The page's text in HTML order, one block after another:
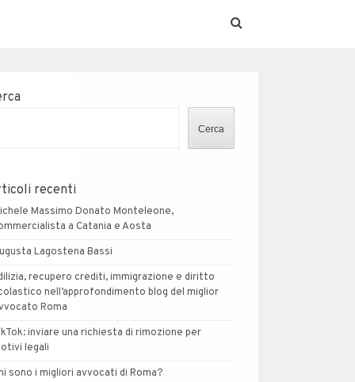
Cerca
recenti
Massimo Donato Monteleone,
a Catania e Aosta
Lagostena Bassi
recupero crediti, immigrazione e diritto
nell’approfondimento blog del miglior
Roma
inviare una richiesta di rimozione per
legali
sono i migliori avvocati di Roma?